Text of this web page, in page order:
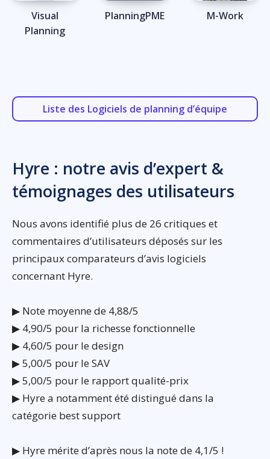
Visual
Planning
PlanningPME M-Work
Liste des Logiciels de planning d’équipe
Hyre : notre avis d’expert &
témoignages des utilisateurs
Nous avons identifié plus de 26 critiques et
commentaires d’utilisateurs déposés sur les
principaux comparateurs d’avis logiciels
concernant Hyre.
▶ Note moyenne de 4,88/5
▶ 4,90/5 pour la richesse fonctionnelle
▶ 4,60/5 pour le design
▶ 5,00/5 pour le SAV
▶ 5,00/5 pour le rapport qualité-prix
▶ Hyre a notamment été distingué dans la
catégorie best support
▶ Hyre mérite d’après nous la note de 4,1/5 !